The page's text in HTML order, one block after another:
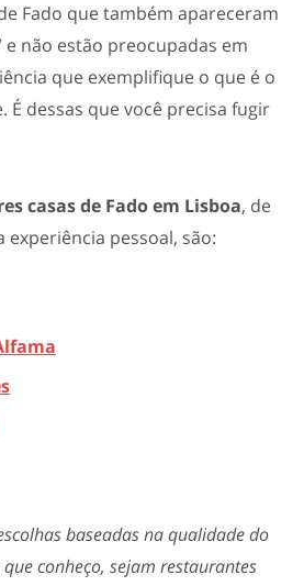
Fado que também apareceram
e não estão preocupadas em
que exemplifique o que é o
É dessas que você precisa fugir
casas de Fado em Lisboa, de
pessoal, são:
baseadas na qualidade do
conheço, sejam restaurantes